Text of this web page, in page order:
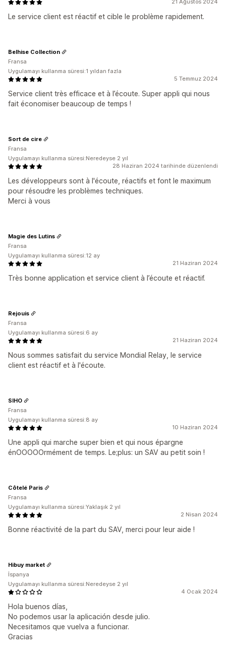
21 Ağustos 2024
Le service client est réactif et cible le problème rapidement.
5 Temmuz 2024
Service client très efficace et à l’écoute. Super appli qui nous
fait économiser beaucoup de temps !
Belhise Collection
Fransa
Uygulamayı kullanma süresi:1 yıldan fazla
28 Haziran 2024 tarihinde düzenlendi
Les développeurs sont à l'écoute, réactifs et font le maximum
pour résoudre les problèmes techniques.
Merci à vous
Sort de cire
Fransa
Uygulamayı kullanma süresi:Neredeyse 2 yıl
21 Haziran 2024
Très bonne application et service client à l’écoute et réactif.
Magie des Lutins
Fransa
Uygulamayı kullanma süresi:12 ay
21 Haziran 2024
Nous sommes satisfait du service Mondial Relay, le service
client est réactif et à l'écoute.
Rejouis
Fransa
Uygulamayı kullanma süresi:6 ay
10 Haziran 2024
Une appli qui marche super bien et qui nous épargne
énOOOOOrmément de temps. Le;plus: un SAV au petit soin !
SIHO
Fransa
Uygulamayı kullanma süresi:8 ay
2 Nisan 2024
Bonne réactivité de la part du SAV, merci pour leur aide !
Côtelé Paris
Fransa
Uygulamayı kullanma süresi:Yaklaşık 2 yıl
4 Ocak 2024
Hola buenos días,
No podemos usar la aplicación desde julio.
Necesitamos que vuelva a funcionar.
Gracias
Hibuy market
İspanya
Uygulamayı kullanma süresi:Neredeyse 2 yıl